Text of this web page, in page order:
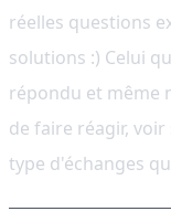
réelles questions
solutions :) Celui
répondu et même
de faire réagir,
type d'échanges